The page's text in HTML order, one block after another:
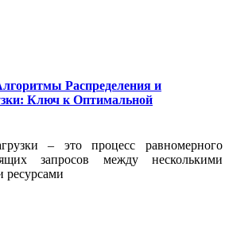
Распределения и
Ключ к Оптимальной
– это процесс равномерного
запросов между несколькими
ресурсами